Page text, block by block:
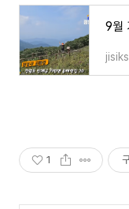
1